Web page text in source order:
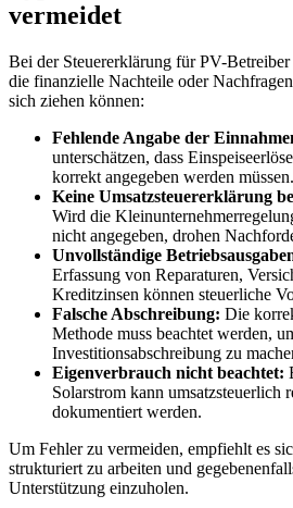
vermeidet
Bei der Steuererklärung für PV-
die finanzielle Nachteile oder
sich ziehen können:
Fehlende Angabe der
unterschätzen, dass
korrekt angegeben werden müssen.
Keine Umsatzsteuererklärung
Wird die
nicht angegeben, drohen
Unvollständige
Erfassung von Reparaturen,
Kreditzinsen können steuerliche
Falsche Abschreibung: Die
Methode muss beachtet werden,
Investitionsabschreibung zu
Eigenverbrauch nicht beachtet:
Solarstrom kann umsatzsteuerlich
dokumentiert werden.
Um Fehler zu vermeiden, empfiehlt es
strukturiert zu arbeiten und
Unterstützung einzuholen.